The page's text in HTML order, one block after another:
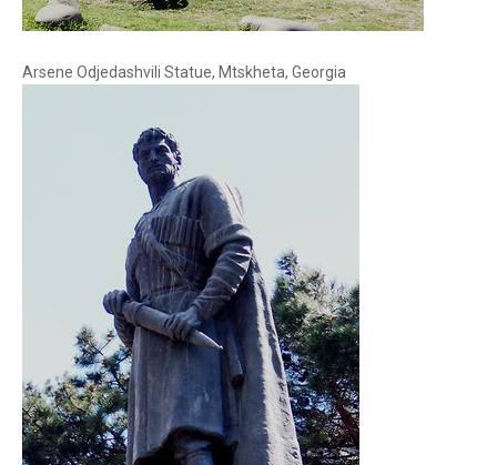
Arsene Odjedashvili Statue, Mtskheta, Georgia